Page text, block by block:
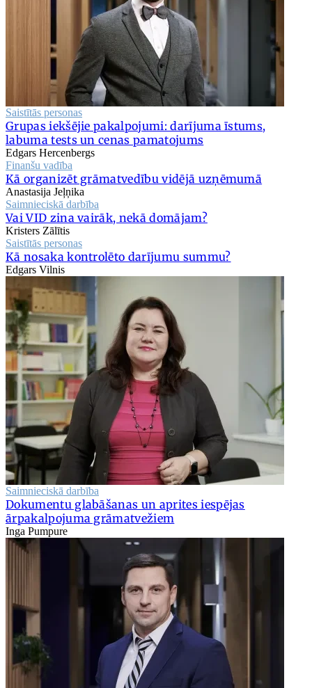
Saistītās personas
Grupas iekšējie pakalpojumi: darījuma īstums,
labuma tests un cenas pamatojums
Edgars Hercenbergs
Finanšu vadība
Kā organizēt grāmatvedību vidējā uzņēmumā
Anastasija Jeļņika
Saimnieciskā darbība
Vai VID zina vairāk, nekā domājam?
Kristers Zālītis
Saistītās personas
Kā nosaka kontrolēto darījumu summu?
Edgars Vilnis
Saimnieciskā darbība
Dokumentu glabāšanas un aprites iespējas
ārpakalpojuma grāmatvežiem
Inga Pumpure